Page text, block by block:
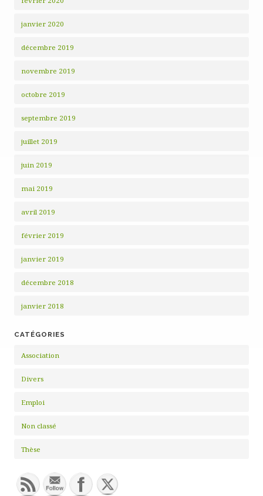
janvier 2020
décembre 2019
novembre 2019
octobre 2019
septembre 2019
juillet 2019
juin 2019
mai 2019
avril 2019
février 2019
janvier 2019
décembre 2018
janvier 2018
CATÉGORIES
Association
Divers
Emploi
Non classé
Thèse